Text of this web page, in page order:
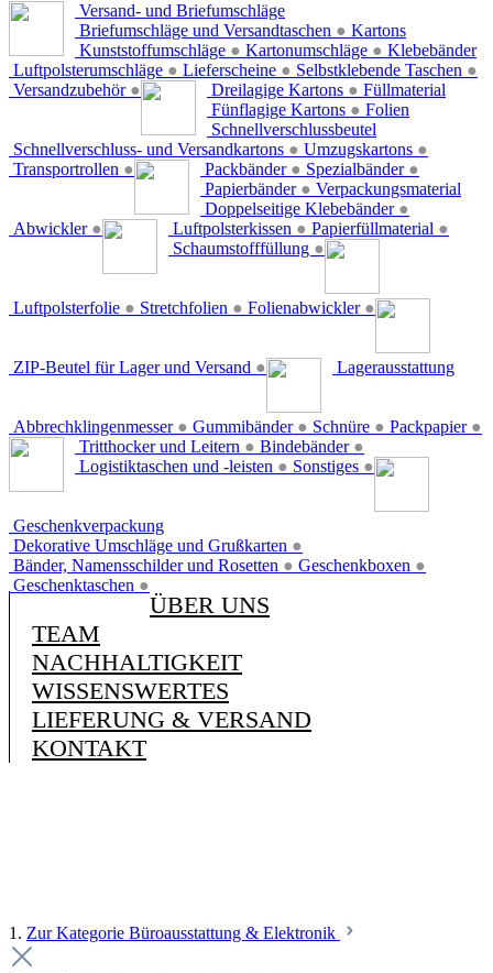
Versand- und Briefumschläge
Briefumschläge und Versandtaschen ●
Kunststoffumschläge ● Kartonumschläge ●
Luftpolsterumschläge ● Lieferscheine ● Selbstklebende Taschen ●
Versandzubehör ●
Kartons
Dreilagige Kartons ●
Fünflagige Kartons ●
Schnellverschluss- und Versandkartons ● Umzugskartons ●
Transportrollen ●
Klebebänder
Packbänder ● Spezialbänder ●
Papierbänder ●
Doppelseitige Klebebänder ●
Abwickler ●
Füllmaterial
Luftpolsterkissen ● Papierfüllmaterial ●
Schaumstofffüllung ●
Folien
Luftpolsterfolie ● Stretchfolien ● Folienabwickler ●
Schnellverschlussbeutel
ZIP-Beutel für Lager und Versand ●
Verpackungsmaterial
Abbrechklingenmesser ● Gummibänder ● Schnüre ● Packpapier ●
Lagerausstattung
Tritthocker und Leitern ● Bindebänder ●
Logistiktaschen und -leisten ● Sonstiges ●
Geschenkverpackung
Dekorative Umschläge und Grußkarten ●
Bänder, Namensschilder und Rosetten ● Geschenkboxen ●
Geschenktaschen ●
ÜBER UNS
TEAM
NACHHALTIGKEIT
WISSENSWERTES
LIEFERUNG & VERSAND
KONTAKT
1. Zur Kategorie Büroausstattung & Elektronik